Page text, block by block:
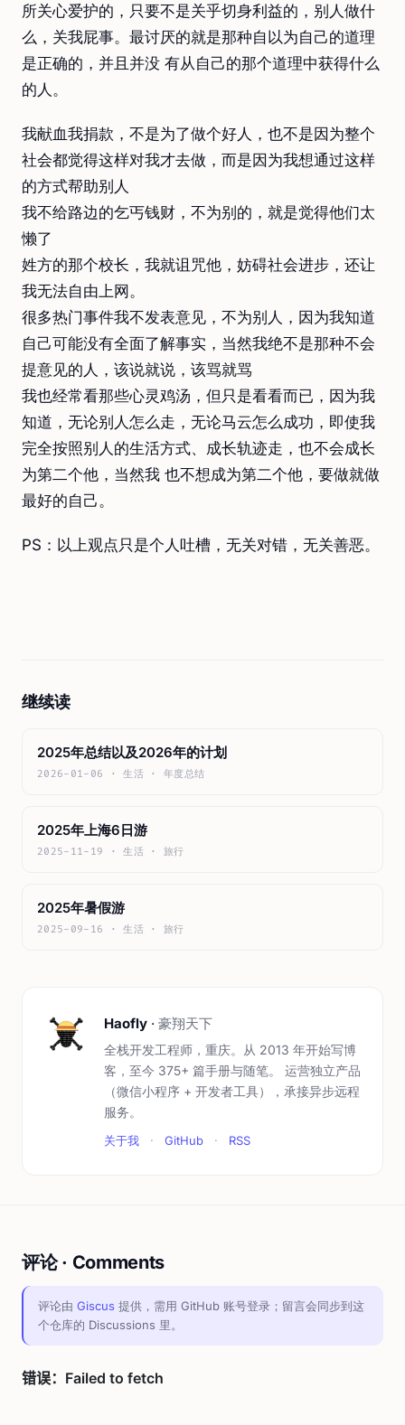
所关心爱护的，只要不是关乎切身利益的，别人做什
么，关我屁事。最讨厌的就是那种自以为自己的道理
是正确的，并且并没 有从自己的那个道理中获得什么
的人。
我献血我捐款，不是为了做个好人，也不是因为整个
社会都觉得这样对我才去做，而是因为我想通过这样
的方式帮助别人
我不给路边的乞丐钱财，不为别的，就是觉得他们太
懒了
姓方的那个校长，我就诅咒他，妨碍社会进步，还让
我无法自由上网。
很多热门事件我不发表意见，不为别人，因为我知道
自己可能没有全面了解事实，当然我绝不是那种不会
提意见的人，该说就说，该骂就骂
我也经常看那些心灵鸡汤，但只是看看而已，因为我
知道，无论别人怎么走，无论马云怎么成功，即使我
完全按照别人的生活方式、成长轨迹走，也不会成长
为第二个他，当然我 也不想成为第二个他，要做就做
最好的自己。
PS：以上观点只是个人吐槽，无关对错，无关善恶。
继续读
2025年总结以及2026年的计划
2026-01-06 · 生活 · 年度总结
2025年上海6日游
2025-11-19 · 生活 · 旅行
2025年暑假游
2025-09-16 · 生活 · 旅行
Haofly · 豪翔天下
全栈开发工程师，重庆。从 2013 年开始写博
客，至今 375+ 篇手册与随笔。 运营独立产品
（微信小程序 + 开发者工具），承接异步远程
服务。
关于我 · GitHub · RSS
评论 · Comments
评论由 Giscus 提供，需用 GitHub 账号登录；留言会同步到这
个仓库的 Discussions 里。